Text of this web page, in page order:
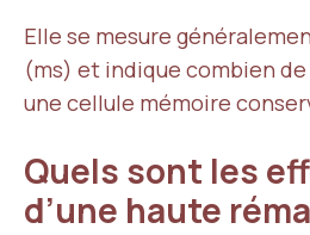
Elle se mesure
(ms) et indique combien
une cellule mémoire
Quels sont les
d’une haute